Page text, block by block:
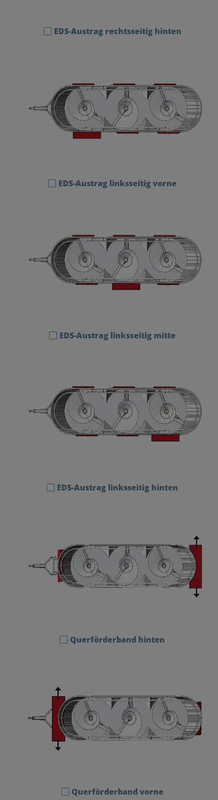
EDS-Austrag rechtsseitig hinten
EDS-Austrag linksseitig vorne
EDS-Austrag linksseitig mitte
EDS-Austrag linksseitig hinten
Querförderband hinten
Querförderband vorne